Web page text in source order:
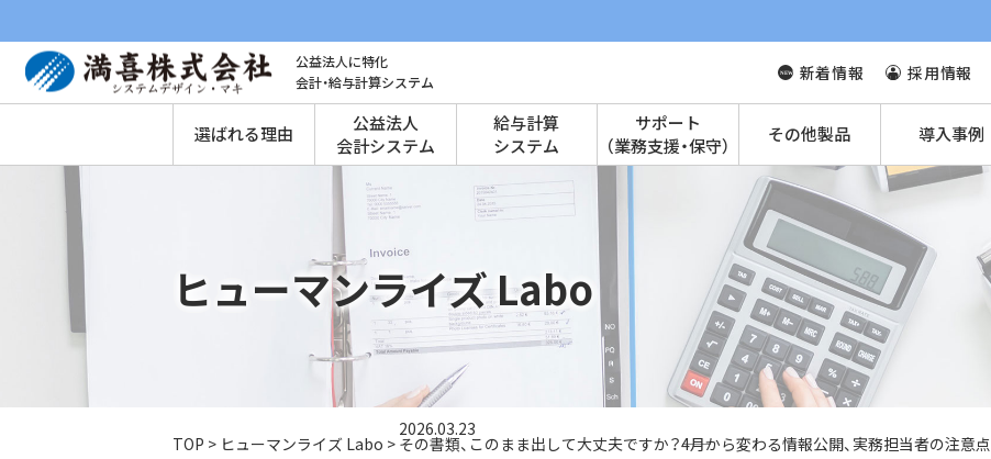
公益法人に特化
会計・給与計算システム
新着情報 採用情報
選ばれる理由
公益法人
会計システム
給与計算
システム
サポート
（業務支援・保守）
その他製品 導入事例
ヒューマンライズ Labo
TOP > ヒューマンライズ Labo >
2026.03.23
その書類、このまま出して大丈夫ですか？――4月から変わる情報公開、実務担当者の注意点